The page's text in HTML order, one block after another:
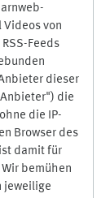
von
Feeds
dieser
die
die IP-
Browser des
damit für
bemühen
jeweilige